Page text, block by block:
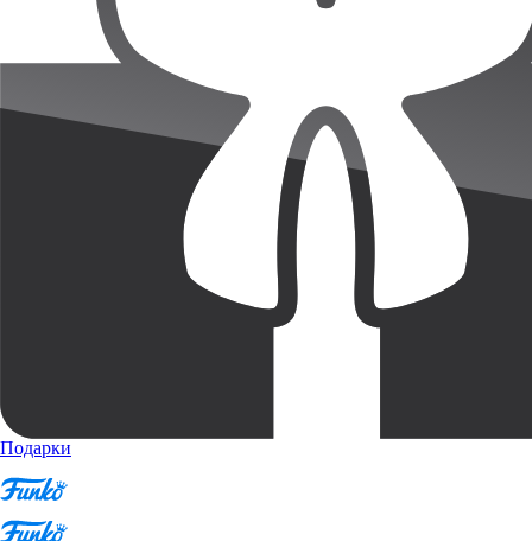
Подарки